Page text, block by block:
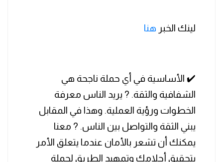
لينك الخبر هنا
✔️ الأساسية في أي حملة ناجحة هي
الشفافية والثقة. ? يريد الناس معرفة
الخطوات ورؤية العملية. وهذا في المقابل
يبني الثقة والتواصل بين الناس. ? معنا
يمكنك أن تشعر بالأمان عندما يتعلق الأمر
بتحقيق أحلامك وتمهيد الطريق لحملة